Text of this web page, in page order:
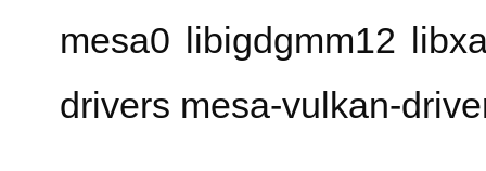
mesa0 libigdgmm12
drivers mesa-vulkan-